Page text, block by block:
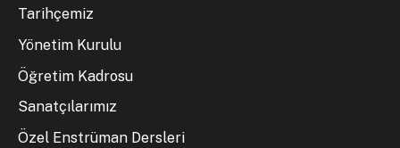
Tarihçemiz
Yönetim Kurulu
Öğretim Kadrosu
Sanatçılarımız
Özel Enstrüman Dersleri